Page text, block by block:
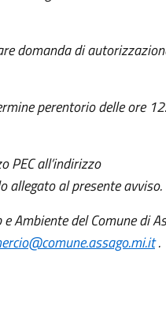
domanda di
perentorio delle ore
PEC all’indirizzo
al presente avviso.
Ambiente del Comune di
.